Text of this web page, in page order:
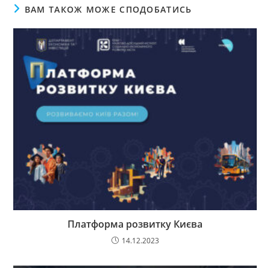
ВАМ ТАКОЖ МОЖЕ СПОДОБАТИСЬ
Платформа розвитку Києва
14.12.2023